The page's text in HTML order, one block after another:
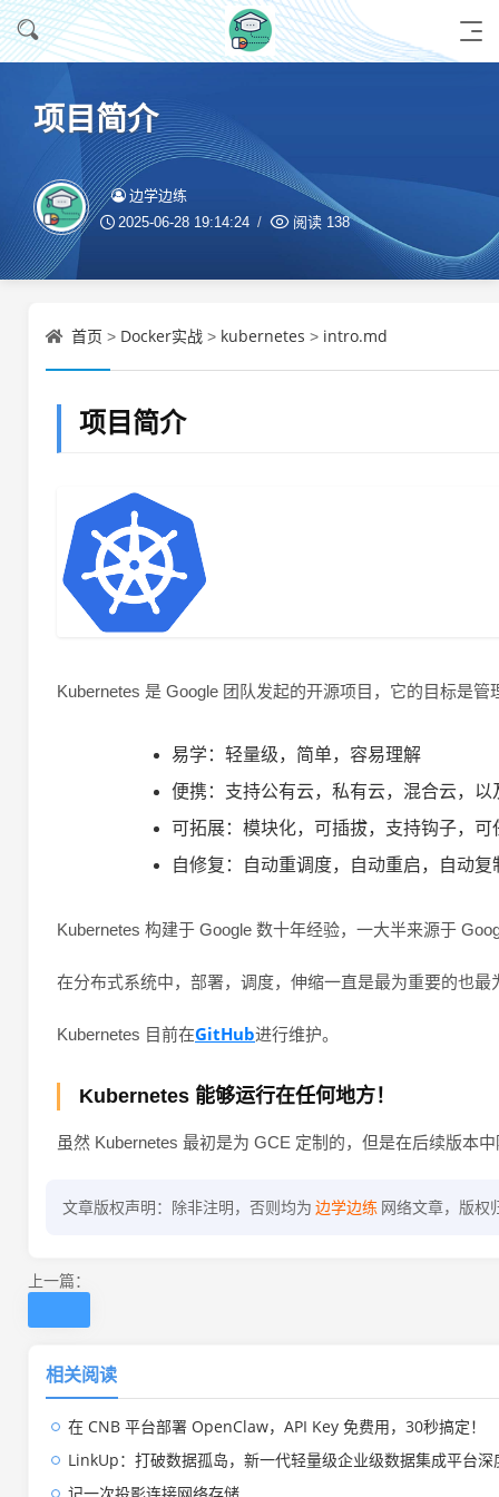
项目简介
边学边练
2025-06-28 19:14:24 阅读 138
首页 > Docker实战 > kubernetes > intro.md
项目简介
Kubernetes 是 Google 团队发起的开源项目，它的目标是
易学：轻量级，简单，容易理解
便携：支持公有云，私有云，混合云，以
可拓展：模块化，可插拔，支持钩子，可
自修复：自动重调度，自动重启，自动复
Kubernetes 构建于 Google 数十年经验，一大半来源于
在分布式系统中，部署，调度，伸缩一直是最为重要的也
Kubernetes 目前在GitHub进行维护。
Kubernetes 能够运行在任何地方！
虽然 Kubernetes 最初是为 GCE 定制的，但是在后续版本
文章版权声明：除非注明，否则均为 边学边练 网络文章，版权
上一篇：
相关阅读
在 CNB 平台部署 OpenClaw，API Key 免费用，30秒搞定！
LinkUp：打破数据孤岛，新一代轻量级企业级数据集成平台深